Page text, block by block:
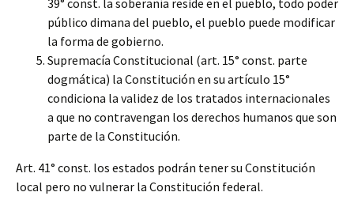
39° const. la soberanía reside en el pueblo, todo poder
público dimana del pueblo, el pueblo puede modificar
la forma de gobierno.
Supremacía Constitucional (art. 15° const. parte
dogmática) la Constitución en su artículo 15°
condiciona la validez de los tratados internacionales
a que no contravengan los derechos humanos que son
parte de la Constitución.
Art. 41° const. los estados podrán tener su Constitución
local pero no vulnerar la Constitución federal.